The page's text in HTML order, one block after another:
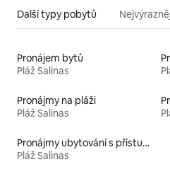
Další typy pobytů
Pronájem bytů
Pláž Salinas
Pronájmy na pláži
Pláž Salinas
Pronájmy ubytování s přístupem na pláž
Pláž Salinas